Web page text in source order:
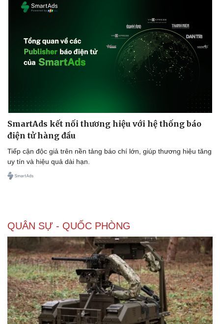
SmartAds kết nối thương hiệu với hệ thống báo
điện tử hàng đầu
Tiếp cận độc giả trên nền tảng báo chí lớn, giúp thương hiệu tăng
uy tín và hiệu quả dài hạn.
QUÂN SỰ - QUỐC PHÒNG